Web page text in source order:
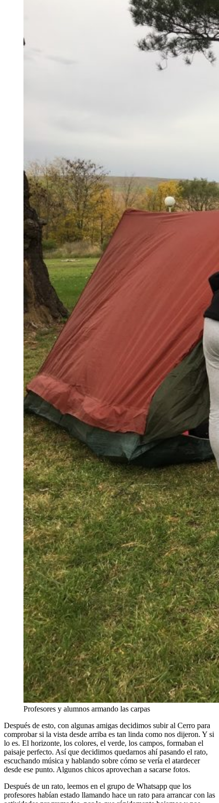
Profesores y alumnos armando las carpas
Después de esto, con algunas amigas decidimos subir al Cerro para
comprobar si la vista desde arriba es tan linda como nos dijeron. Y si
lo es. El horizonte, los colores, el verde, los campos, formaban el
paisaje perfecto. Así que decidimos quedarnos ahí pasando el rato,
escuchando música y hablando sobre cómo se vería el atardecer
desde ese punto. Algunos chicos aprovechan a sacarse fotos.
Después de un rato, leemos en el grupo de Whatsapp que los
profesores habían estado llamando hace un rato para arrancar con las